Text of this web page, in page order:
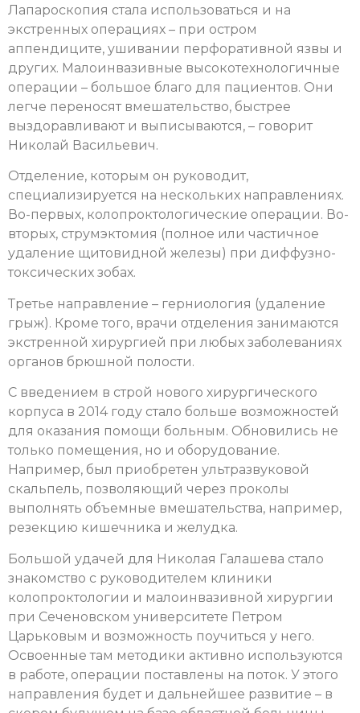
Лапароскопия стала использоваться и на
экстренных операциях – при остром
аппендиците, ушивании перфоративной язвы и
других. Малоинвазивные высокотехнологичные
операции – большое благо для пациентов. Они
легче переносят вмешательство, быстрее
выздоравливают и выписываются, – говорит
Николай Васильевич.
Отделение, которым он руководит,
специализируется на нескольких направлениях.
Во-первых, колопроктологические операции. Во-
вторых, струмэктомия (полное или частичное
удаление щитовидной железы) при диффузно-
токсических зобах.
Третье направление – герниология (удаление
грыж). Кроме того, врачи отделения занимаются
экстренной хирургией при любых заболеваниях
органов брюшной полости.
С введением в строй нового хирургического
корпуса в 2014 году стало больше возможностей
для оказания помощи больным. Обновились не
только помещения, но и оборудование.
Например, был приобретен ультразвуковой
скальпель, позволяющий через проколы
выполнять объемные вмешательства, например,
резекцию кишечника и желудка.
Большой удачей для Николая Галашева стало
знакомство с руководителем клиники
колопроктологии и малоинвазивной хирургии
при Сеченовском университете Петром
Царьковым и возможность поучиться у него.
Освоенные там методики активно используются
в работе, операции поставлены на поток. У этого
направления будет и дальнейшее развитие – в